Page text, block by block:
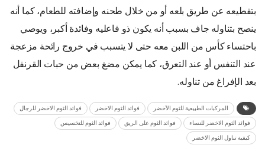
بتقطيعه عن طريق بلعه أو من خلال طحنه وإضافته للطعام، كما أنه
ينصح بتناوله جاف بسبب أنه يكون ذو فاعليه وفائدة أكبر، ويوصي
باحتساء كأس من اللبن معه حتى لا يتسبب في خروج رائحة مزعجة
عند التنفس أو عند التعرق، كما يمكن مضغ بعض من حبات القرنفل
بعد الإفراغ من تناوله.
المركبات الطبيعية للثوم الأخضر فوائد الثوم الاخضر فوائد الثوم الاخضر للرجال
فوائد الثوم الاخضر للنساء فوائد الثوم على الريق فوائد الثوم للتخسيس
كيفية تناول الثوم الاخضر